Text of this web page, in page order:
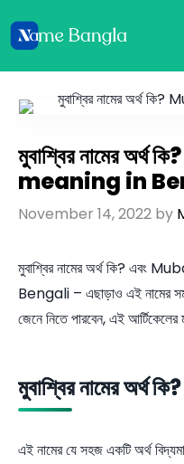
মুবাশ্বির নামের
meaning in
November 14, 2022 by
মুবাশ্বির নামের অর্থ কি?
Bengali – এছাড়াও এই নামের
জেনে নিতে পারবেন, এই আর্টিকেলের
মুবাশ্বির নামের অর্থ কি?
এই নামের যে সহজ একটি অর্থ